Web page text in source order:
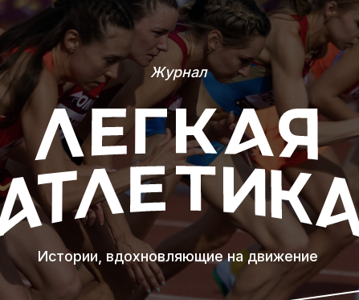
Журнал
Истории, вдохновляющие на движение